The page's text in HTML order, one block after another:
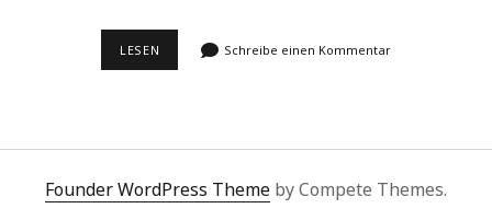
LESEN SCHOSTAKOWITSCH
Schreibe einen Kommentar
Founder WordPress Theme by Compete Themes.